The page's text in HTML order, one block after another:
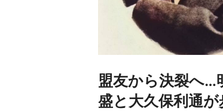
盟友から決裂へ…
盛と大久保利通